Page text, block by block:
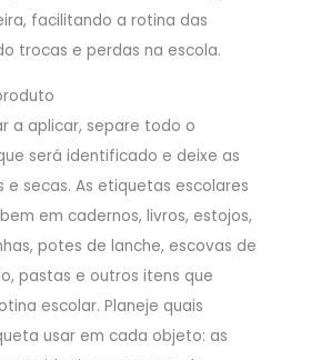
facilitando a rotina das
trocas e perdas na escola.
a aplicar, separe todo o
será identificado e deixe as
e secas. As etiquetas escolares
em cadernos, livros, estojos,
potes de lanche, escovas de
pastas e outros itens que
escolar. Planeje quais
usar em cada objeto: as